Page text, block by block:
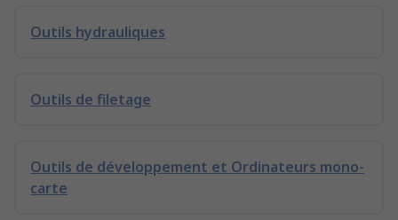
Outils hydrauliques
Outils de filetage
Outils de développement et Ordinateurs mono-
carte